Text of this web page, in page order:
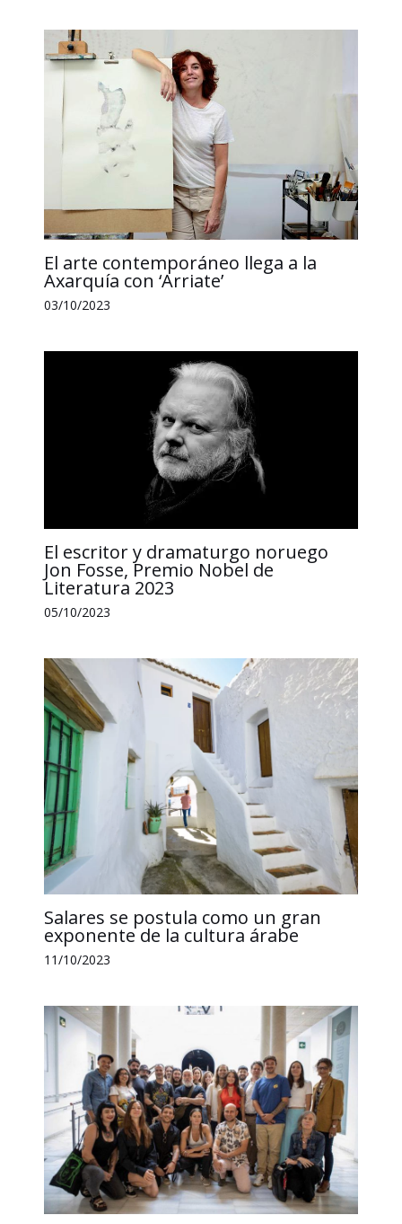
k
El arte contemporáneo llega a la
Axarquía con ‘Arriate’
03/10/2023
El escritor y dramaturgo noruego
Jon Fosse, Premio Nobel de
Literatura 2023
05/10/2023
Salares se postula como un gran
exponente de la cultura árabe
11/10/2023